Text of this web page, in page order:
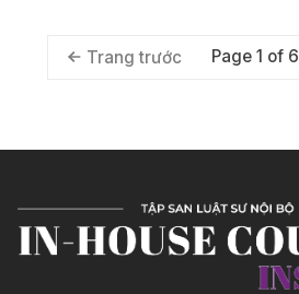
Trang trước Page 1 of 6